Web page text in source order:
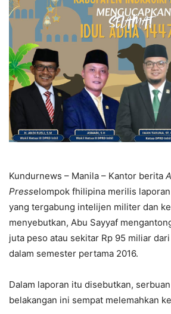
Kundurnews – Manila – Kantor berita
Presselompok fhilipina merilis
yang tergabung intelijen militer dan
menyebutkan, Abu Sayyaf
juta peso atau sekitar Rp 95 miliar
dalam semester pertama 2016.
Dalam laporan itu disebutkan,
belakangan ini sempat melemahkan